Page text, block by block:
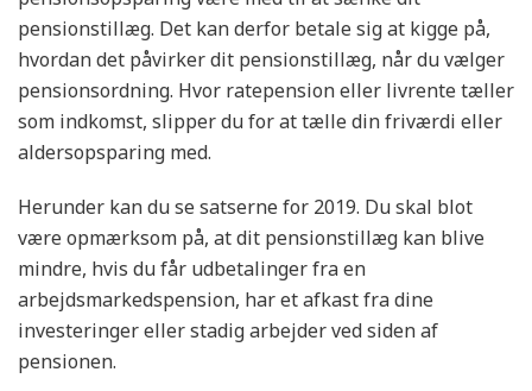
pensionstillæg. Det kan derfor betale sig at kigge på,
hvordan det påvirker dit pensionstillæg, når du vælger
pensionsordning. Hvor ratepension eller livrente tæller
som indkomst, slipper du for at tælle din friværdi eller
aldersopsparing med.
Herunder kan du se satserne for 2019. Du skal blot
være opmærksom på, at dit pensionstillæg kan blive
mindre, hvis du får udbetalinger fra en
arbejdsmarkedspension, har et afkast fra dine
investeringer eller stadig arbejder ved siden af
pensionen.